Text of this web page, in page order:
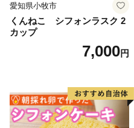
愛知県小牧市
くんねこ シフォンラスク 2
カップ
7,000円